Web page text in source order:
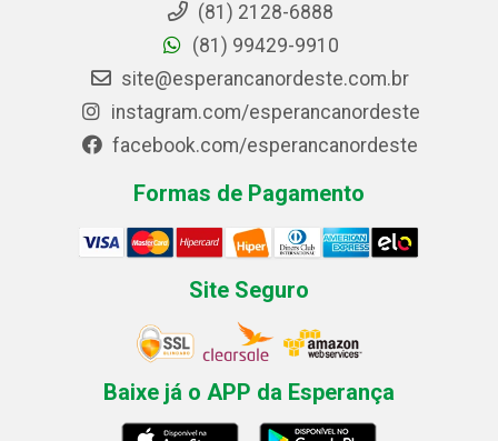
(81) 2128-6888
(81) 99429-9910
site@esperancanordeste.com.br
instagram.com/esperancanordeste
facebook.com/esperancanordeste
Formas de Pagamento
Site Seguro
Baixe já o APP da Esperança